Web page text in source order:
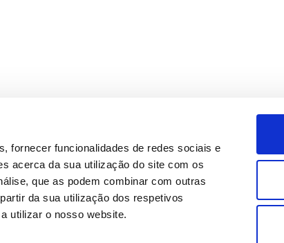
fornecer funcionalidades de redes sociais e
acerca da sua utilização do site com os
que as podem combinar com outras
da sua utilização dos respetivos
utilizar o nosso website.